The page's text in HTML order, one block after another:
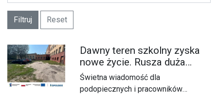
Filtruj Reset
Dawny teren szkolny zyska
nowe życie. Rusza duża
inwestycja przy ulicy Piotra
Skargi
Świetna wiadomość dla
podopiecznych i pracowników